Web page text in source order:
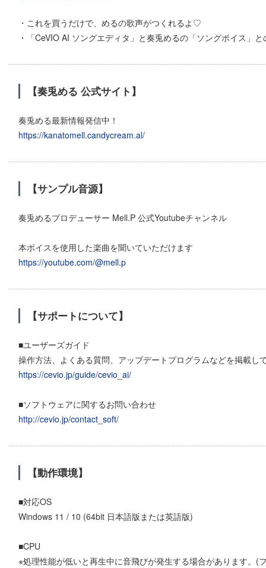
・これを買うだけで、めるの歌声がつくれるよ♡
・「CeVIO AI ソングエディタ」と奏兎めるの「ソングボイス」
【奏兎める 公式サイト】
奏兎める最新情報発信中！
https://kanatomell.candycream.al/
【サンプル音源】
奏兎めるプロデューサー Mell.P 公式Youtubeチャンネル
本ボイスを使用した楽曲を聞いていただけます
https://youtube.com/@mell.p
【サポートについて】
■ユーザーズガイド
操作方法、よくある質問、アップデートプログラムなどを掲載し
https://cevio.jp/guide/cevio_ai/
■ソフトウェアに関するお問い合わせ
http://cevio.jp/contact_soft/
【動作環境】
■対応OS
Windows 11 / 10 (64bit 日本語版または英語版)
■CPU
※処理性能が低いと再生中に音飛びが発生する場合があります。(